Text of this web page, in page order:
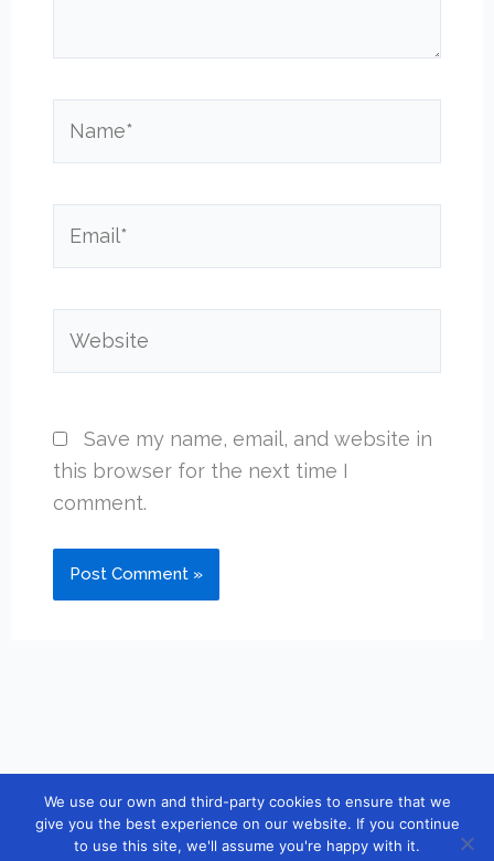
Save my name, email, and website in
this browser for the next time I
comment.
Copyright © 2026 [guidebook10] |Contact | Privacy Policy
Cookies Policy
We use our own and third-party cookies to ensure that we
give you the best experience on our website. If you continue
to use this site, we'll assume you're happy with it.